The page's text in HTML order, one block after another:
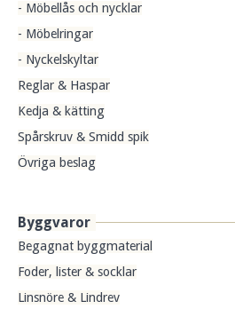
- Möbellås och nycklar
- Möbelringar
- Nyckelskyltar
Reglar & Haspar
Kedja & kätting
Spårskruv & Smidd spik
Övriga beslag
Byggvaror
Begagnat byggmaterial
Foder, lister & socklar
Linsnöre & Lindrev